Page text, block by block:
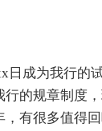
日成为我行的
行的规章制度
，有很多值得